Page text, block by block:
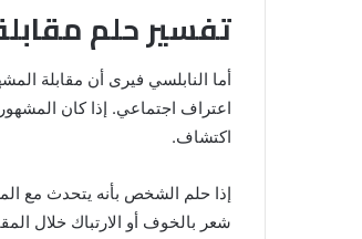
تفسير حلم
أما النابلسي فيرى أن مقابلة
اعتراف اجتماعي. إذا كان
اكتشاف.
إذا حلم الشخص بأنه يتحدث مع
شعر بالخوف أو الارتباك خلال